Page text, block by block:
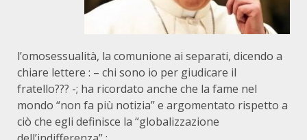
l’omosessualità, la comunione ai separati, dicendo a
chiare lettere : – chi sono io per giudicare il
fratello??? -; ha ricordato anche che la fame nel
mondo “non fa più notizia” e argomentato rispetto a
ciò che egli definisce la “globalizzazione